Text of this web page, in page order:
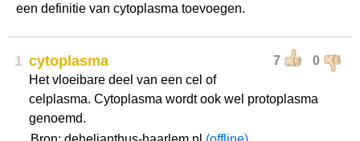
een definitie van cytoplasma toevoegen.
1 7 0
cytoplasma
Het vloeibare deel van een cel of
celplasma. Cytoplasma wordt ook wel protoplasma
genoemd.